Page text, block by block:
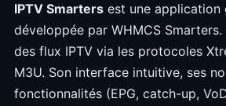
IPTV Smarters est une application
développée par WHMCS
des flux IPTV via les protocoles
M3U. Son interface intuitive, ses
fonctionnalités (EPG, catch-up,